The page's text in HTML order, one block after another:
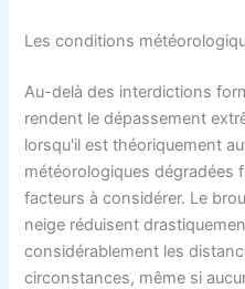
Les conditions
Au-delà des interdictions
rendent le dépassement
lorsqu'il est théoriquement
météorologiques dégradées
facteurs à considérer. Le
neige réduisent
considérablement les
circonstances, même si